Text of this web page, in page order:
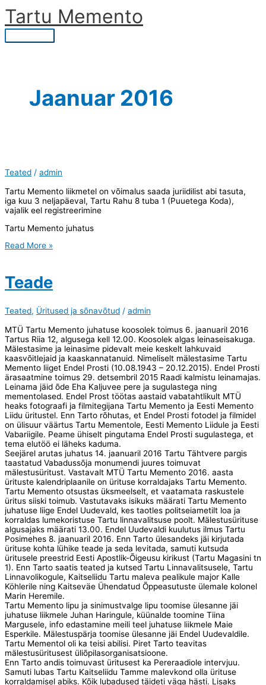
Skip
content
Tartu Memento
Main
Jaanuar 2016
Teated / admin
Tartu Memento liikmetel on võimalus saada juriidilist abi tasuta,
iga kuu 3 neljapäeval, Tartu Rahu 8 tuba 1 (Puuetega Koda),
vajalik eel registreerimine
Tartu Memento juhatus
Read More »
Teade
Teated, Üritused ja sõnavõtud / admin
MTÜ Tartu Memento juhatuse koosolek toimus 6. jaanuaril 2016
Tartus Riia 12, algusega kell 12.00. Koosolek algas leinaseisakuga.
Mälestasime ja leinasime pidevalt meie keskelt lahkuvaid
kaasvõitlejaid ja kaaskannatanuid. Nimeliselt mälestasime Tartu
Memento liiget Endel Prosti (10.08.1943 – 20.12.2015). Endel Prosti
ärasaatmine toimus 29. detsembril 2015 Raadi kalmistu leinamajas.
Leinama jäid õde Eha Kaljuvee pere ja sugulastega ning
mementolased. Endel Prost töötas aastaid vabatahtlikult MTÜ
heaks fotograafi ja filmitegijana Tartu Memento ja Eesti Memento
Liidu üritustel. Enn Tarto rõhutas, et Endel Prosti fotodel ja filmidel
on ülisuur väärtus Tartu Mementole, Eesti Memento Liidule ja Eesti
Vabariigile. Peame ühiselt pingutama Endel Prosti sugulastega, et
tema elutöö ei läheks kaduma.
Seejärel arutas juhatus 14. jaanuaril 2016 Tartu Tähtvere pargis
taastatud Vabadussõja monumendi juures toimuvat
mälestusüritust. Vastavalt MTÜ Tartu Memento 2016. aasta
ürituste kalendriplaanile on ürituse korraldajaks Tartu Memento.
Tartu Memento otsustas üksmeelselt, et vaatamata raskustele
üritus siiski toimub. Vastutavaks isikuks määrati Tartu Memento
juhatuse liige Endel Uudevald, kes taotles politseiametilt loa ja
korraldas lumekoristuse Tartu linnavalitsuse poolt. Mälestusürituse
algusajaks määrati 13.00. Endel Uudevaldi kuulutus ilmus Tartu
Posimehes 8. jaanuaril 2016. Enn Tarto ülesandeks jäi kirjutada
ürituse kohta lühike teade ja seda levitada, samuti kutsuda
üritusele preestrid Eesti Apostlik-Õigeusu kirikust (Tartu Magasini tn
1). Enn Tarto saatis teated ja kutsed Tartu Linnavalitsusele, Tartu
Linnavolikogule, Kaitseliidu Tartu maleva pealikule major Kalle
Köhlerile ning Kaitseväe Ühendatud Õppeasutuste ülemale kolonel
Marin Heremile.
Tartu Memento lipu ja sinimustvalge lipu toomise ülesanne jäi
juhatuse liikmele Juhan Haringule, küünalde toomine Tiina
Margusele, info edastamine meili teel juhatuse liikmele Maie
Esperkile. Mälestuspärja toomise ülesanne jäi Endel Uudevaldile.
Tartu Mementol oli ka teisi abilisi. Piret Tarto teavitas
mälestusüritusest üliõpilasorganisatsioone.
Enn Tarto andis toimuvast üritusest ka Pereraadiole intervjuu.
Samuti lubas Tartu Kaitseliidu Tamme malevkond olla ürituse
korraldamisel abiks. Kõik lubadused täideti väga hästi. Lisaks